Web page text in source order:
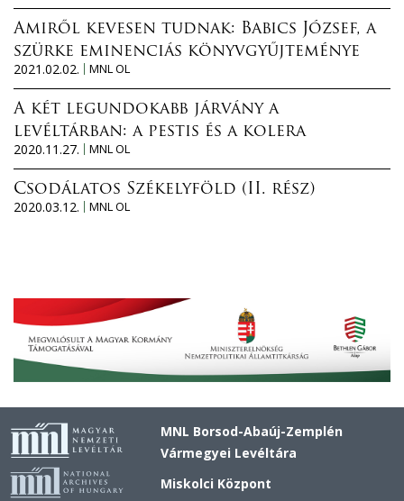
Amiről kevesen tudnak: Babics József, a
szürke eminenciás könyvgyűjteménye
2021.02.02.
MNL OL
A két legundokabb járvány a
levéltárban: a pestis és a kolera
2020.11.27.
MNL OL
Csodálatos Székelyföld (II. rész)
2020.03.12.
MNL OL
MNL Borsod-Abaúj-Zemplén
Vármegyei Levéltára
Miskolci Központ